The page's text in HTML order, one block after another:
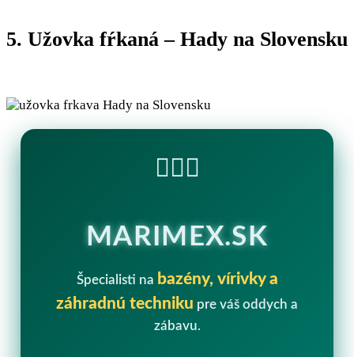
5. Užovka fŕkaná – Hady na Slovensku
🏊‍♂️💧
MARIMEX.SK
Špecialisti na bazény, vírivky a
záhradnú techniku pre váš oddych a
zábavu.